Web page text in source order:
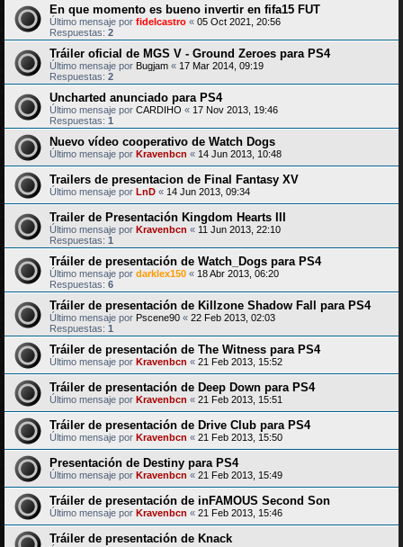
En que momento es bueno invertir en fifa15 FUT
Último mensaje por fidelcastro « 05 Oct 2021, 20:56
Respuestas: 2
Tráiler oficial de MGS V - Ground Zeroes para PS4
Último mensaje por Bugjam « 17 Mar 2014, 09:19
Respuestas: 2
Uncharted anunciado para PS4
Último mensaje por CARDIHO « 17 Nov 2013, 19:46
Respuestas: 1
Nuevo vídeo cooperativo de Watch Dogs
Último mensaje por Kravenbcn « 14 Jun 2013, 10:48
Trailers de presentacion de Final Fantasy XV
Último mensaje por LnD « 14 Jun 2013, 09:34
Trailer de Presentación Kingdom Hearts III
Último mensaje por Kravenbcn « 11 Jun 2013, 22:10
Respuestas: 1
Tráiler de presentación de Watch_Dogs para PS4
Último mensaje por darklex150 « 18 Abr 2013, 06:20
Respuestas: 6
Tráiler de presentación de Killzone Shadow Fall para PS4
Último mensaje por Pscene90 « 22 Feb 2013, 02:03
Respuestas: 1
Tráiler de presentación de The Witness para PS4
Último mensaje por Kravenbcn « 21 Feb 2013, 15:52
Tráiler de presentación de Deep Down para PS4
Último mensaje por Kravenbcn « 21 Feb 2013, 15:51
Tráiler de presentación de Drive Club para PS4
Último mensaje por Kravenbcn « 21 Feb 2013, 15:50
Presentación de Destiny para PS4
Último mensaje por Kravenbcn « 21 Feb 2013, 15:49
Tráiler de presentación de inFAMOUS Second Son
Último mensaje por Kravenbcn « 21 Feb 2013, 15:46
Tráiler de presentación de Knack